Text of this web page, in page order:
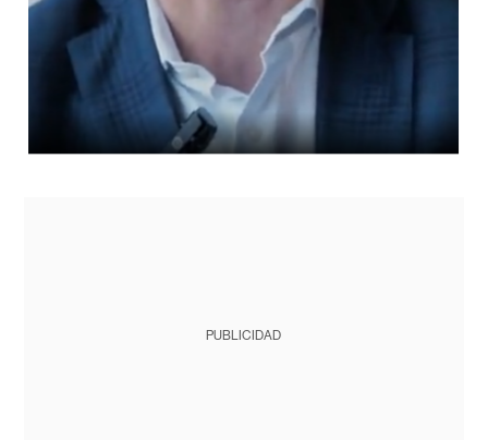
PUBLICIDAD